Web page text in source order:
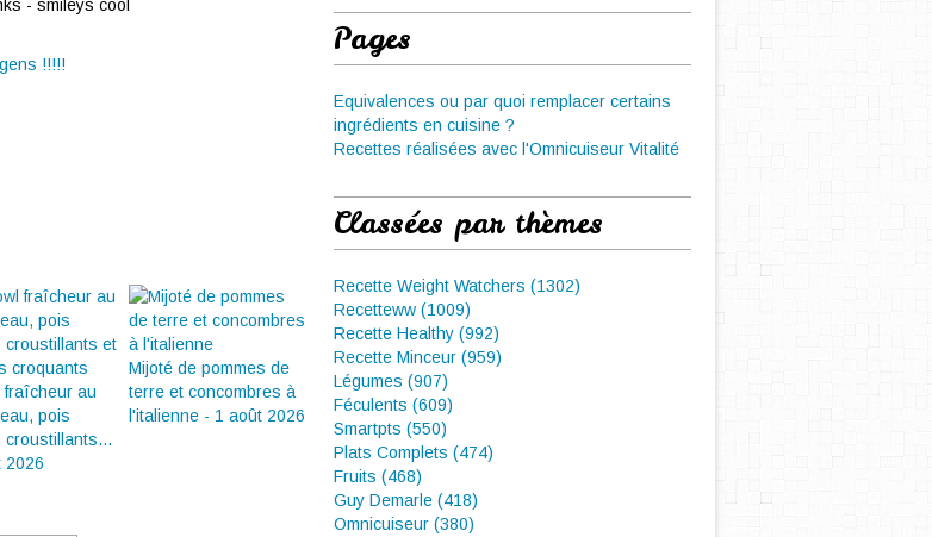
fraîcheur au
pois
croustillants...
2026
Mijoté de pommes de
terre et concombres à
l'italienne - 1 août 2026
Pages
Equivalences ou par quoi remplacer certains
ingrédients en cuisine ?
Recettes réalisées avec l'Omnicuiseur Vitalité
Classées par thèmes
Recette Weight Watchers (1302)
Recetteww (1009)
Recette Healthy (992)
Recette Minceur (959)
Légumes (907)
Féculents (609)
Smartpts (550)
Plats Complets (474)
Fruits (468)
Guy Demarle (418)
Omnicuiseur (380)